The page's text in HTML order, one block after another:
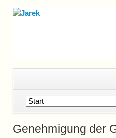
Navigation
überspringen
Genehmigung der